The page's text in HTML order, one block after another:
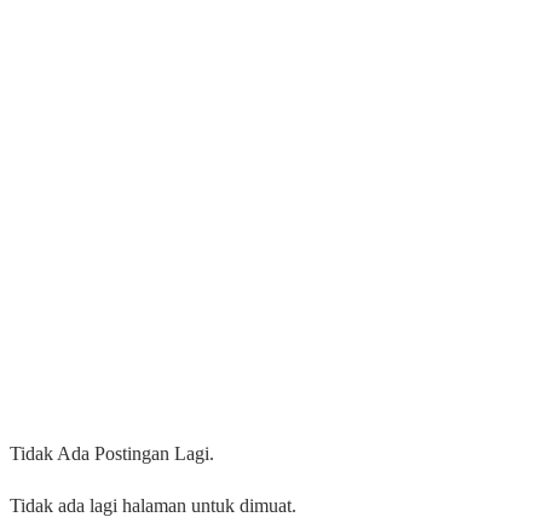
Tidak Ada Postingan Lagi.
Tidak ada lagi halaman untuk dimuat.